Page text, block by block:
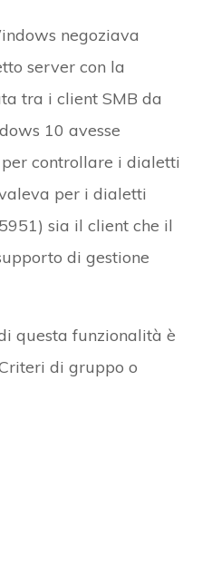
negoziava
server con la
tra i client SMB da
10 avesse
controllare i dialetti
per i dialetti
sia il client che il
di gestione
questa funzionalità è
di gruppo o